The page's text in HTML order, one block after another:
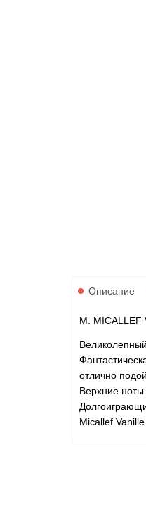
Описание
M. MICALLEF
отлично
Верхние
Micallef